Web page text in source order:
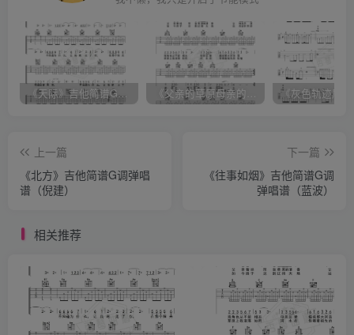
上一篇
《北方》吉他简谱G调弹唱
谱（倪建）
下一篇
《往事如烟》吉他简谱G调
弹唱谱（蓝波）
相关推荐